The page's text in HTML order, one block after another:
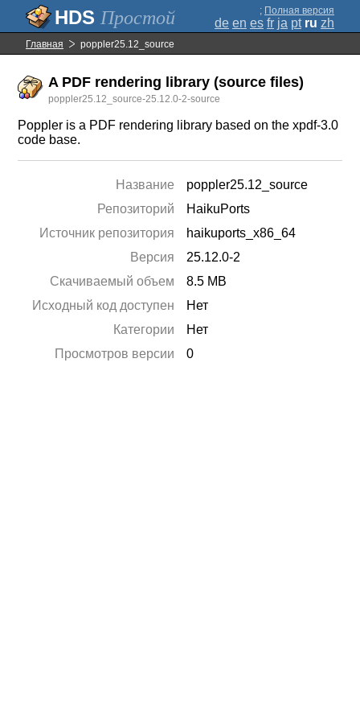
Простой ; Полная версия
de en es fr ja pt ru zh
Главная poppler25.12_source
A PDF rendering library (source files)
poppler25.12_source-25.12.0-2-source
Poppler is a PDF rendering library based on the xpdf-3.0
code base.
Название
poppler25.12_source
Репозиторий
HaikuPorts
Источник репозитория
haikuports_x86_64
Версия
25.12.0-2
Скачиваемый объем
8.5 MB
Исходный код доступен
Нет
Категории
Нет
Просмотров версии
0